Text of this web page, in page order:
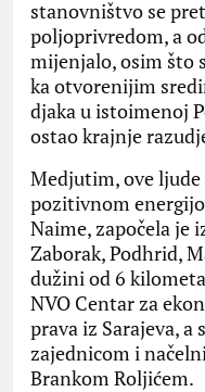
stanovništvo se
poljoprivredom, a
mijenjalo, osim što
ka otvorenijim
djaka u istoimenoj
ostao krajnje
Medjutim, ove
pozitivnom
Naime, započela je
Zaborak, Podhrid,
dužini od 6
NVO Centar za
prava iz Sarajeva, a
zajednicom i
Brankom Roljićem.